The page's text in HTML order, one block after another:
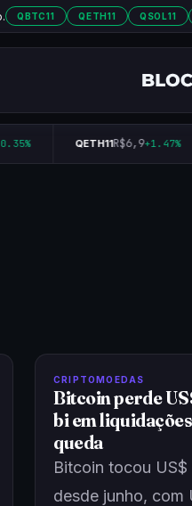
QBTC11 QETH11 QSOL11
QETH11R$6,9+1.47%
CRIPTOMOEDAS
Bitcoin perde
bi em
queda
Bitcoin tocou US$
desde junho, com